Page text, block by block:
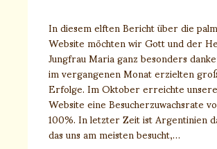
In diesem elften Bericht über die
Website möchten wir Gott und der
Jungfrau Maria ganz besonders
im vergangenen Monat erzielten
Erfolge. Im Oktober erreichte
Website eine Besucherzuwachsrate
100%. In letzter Zeit ist Argentinien
das uns am meisten besucht,…